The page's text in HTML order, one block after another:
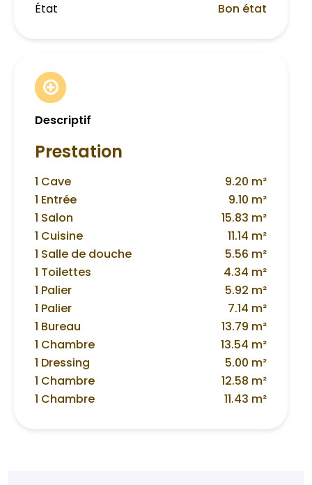
État Bon état
Descriptif
Prestation
1 Cave
9.20 m²
1 Entrée
9.10 m²
1 Salon
15.83 m²
1 Cuisine
11.14 m²
1 Salle de douche
5.56 m²
1 Toilettes
4.34 m²
1 Palier
5.92 m²
1 Palier
7.14 m²
1 Bureau
13.79 m²
1 Chambre
13.54 m²
1 Dressing
5.00 m²
1 Chambre
12.58 m²
1 Chambre
11.43 m²